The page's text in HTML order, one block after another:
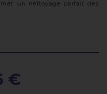
un nettoyage parfait des
de la résine après le limage
€